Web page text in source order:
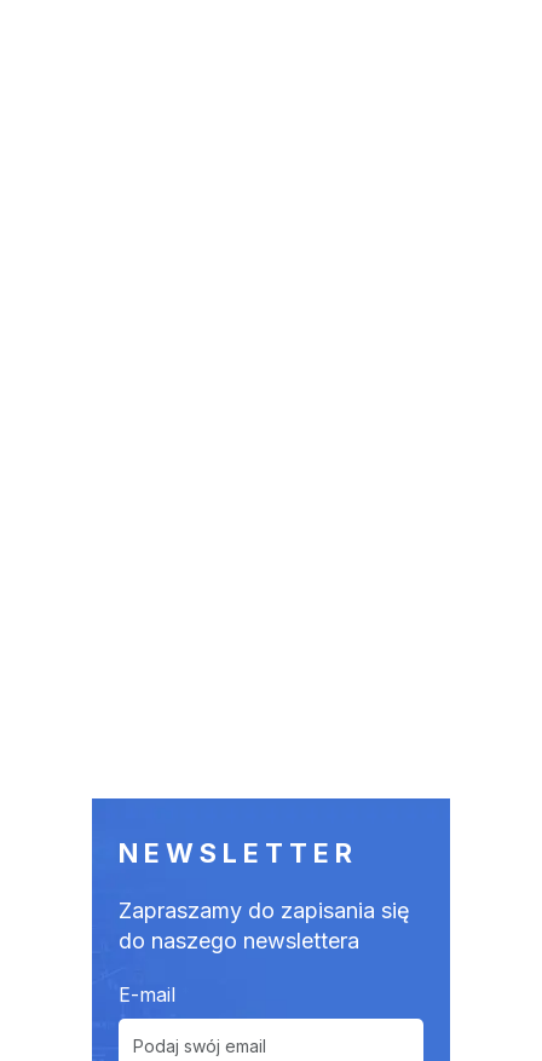
NEWSLETTER
Zapraszamy do zapisania się
do naszego newslettera
E-mail